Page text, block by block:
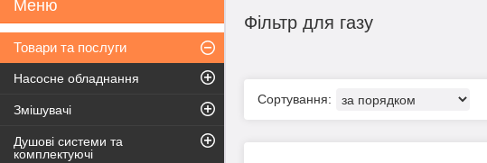
Фільтр для газу
Товари та послуги
Насосне обладнання
Змішувачі
Душові системи та
комплектуючі